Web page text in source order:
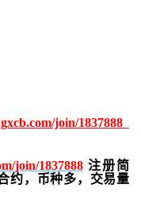
join/1837888
join/1837888注册简
约， 币种多，交易量